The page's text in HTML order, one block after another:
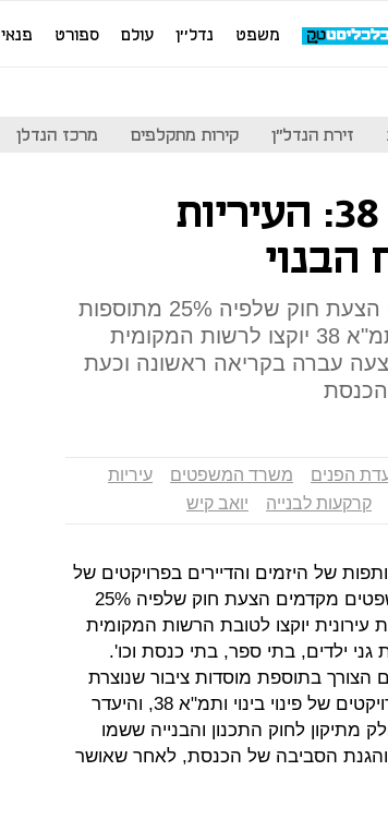
משפט נדל''ן עולם ספורט פנאי
זירת הנדל"ן קירות מתקלפים מרכז הנדלן
מס חדש על תמ"א 38: העיריות
משרדי האוצר והמשפטים מקדמים הצעת חוק שלפיה 25% מתוספות
הבנייה בפרויקטים של פינוי בינוי ותמ"א 38 יוקצו לרשות המקומית
עברה בקריאה ראשונה וכעת
הכנסת
הפנים משרד המשפטים
עיריות
קרקעות לבנייה יואב קיש
של היזמים והדיירים בפרויקטים של
פינוי בינוי ותמ"א 38? משרדי האוצר והמשפטים מקדמים הצעת חוק שלפיה 25%
יוקצו לטובת הרשות המקומית
ילדים, בתי ספר, בתי כנסת וכו'.
בתוספת מוסדות ציבור שנוצרת
כתוצאה מעליית מספר התושבים בשל פרויקטים של פינוי בינוי ותמ"א 38, והיעדר
מתיקון לחוק התכנון והבנייה ששמו
והגנת הסביבה של הכנסת, לאחר שאושר